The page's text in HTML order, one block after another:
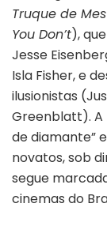
Truque de
You Don’t),
Jesse
Isla Fisher, e
ilusionistas
Greenblatt). A
de diamante”
novatos, sob
segue
cinemas do